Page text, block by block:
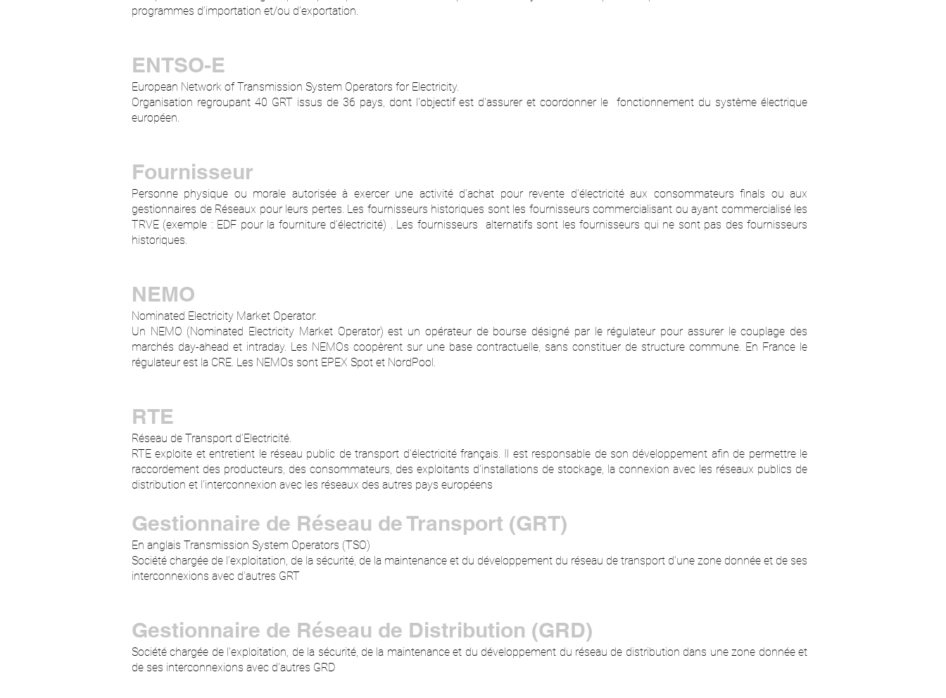
programmes d’importation et/ou d’exportation.
ENTSO-E
European Network of Transmission System Operators for Electricity.
Organisation regroupant 40 GRT issus de 36 pays, dont l'objectif est d'assurer et coordonner le fonctionnement du système électrique
européen.
Fournisseur
Personne physique ou morale autorisée à exercer une activité d'achat pour revente d'électricité aux consommateurs finals ou aux
gestionnaires de Réseaux pour leurs pertes. Les fournisseurs historiques sont les fournisseurs commercialisant ou ayant commercialisé les
TRVE (exemple : EDF pour la fourniture d’électricité) . Les fournisseurs alternatifs sont les fournisseurs qui ne sont pas des fournisseurs
historiques.
NEMO
Nominated Electricity Market Operator.
Un NEMO (Nominated Electricity Market Operator) est un opérateur de bourse désigné par le régulateur pour assurer le couplage des
marchés day-ahead et intraday. Les NEMOs coopèrent sur une base contractuelle, sans constituer de structure commune. En France le
régulateur est la CRE. Les NEMOs sont EPEX Spot et NordPool.
RTE
Réseau de Transport d’Electricité.
RTE exploite et entretient le réseau public de transport d'électricité français. Il est responsable de son développement afin de permettre le
raccordement des producteurs, des consommateurs, des exploitants d'installations de stockage, la connexion avec les réseaux publics de
distribution et l'interconnexion avec les réseaux des autres pays européens
Gestionnaire de Réseau de Transport (GRT)
En anglais Transmission System Operators (TSO)
Société chargée de l’exploitation, de la sécurité, de la maintenance et du développement du réseau de transport d'une zone donnée et de ses
interconnexions avec d’autres GRT
Gestionnaire de Réseau de Distribution (GRD)
Société chargée de l'exploitation, de la sécurité, de la maintenance et du développement du réseau de distribution dans une zone donnée et
de ses interconnexions avec d'autres GRD